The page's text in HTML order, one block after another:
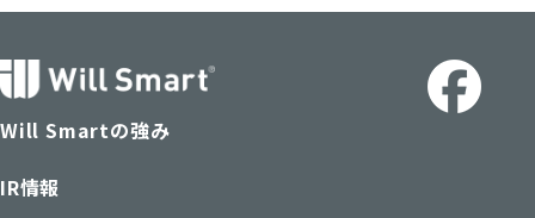
Will Smartの強み
IR情報